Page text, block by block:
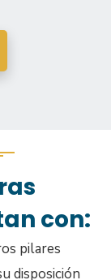
con:
pilares
disposición